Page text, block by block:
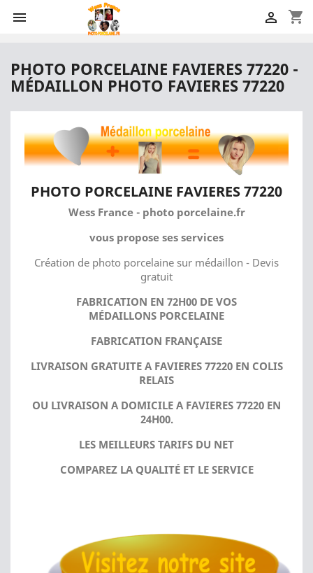
 shopping_cart

PHOTO PORCELAINE FAVIERES 77220 -
MÉDAILLON PHOTO FAVIERES 77220
PHOTO PORCELAINE FAVIERES 77220
Wess France - photo porcelaine.fr
vous propose ses services
Création de photo porcelaine sur médaillon - Devis
gratuit
FABRICATION EN 72H00 DE VOS
MÉDAILLONS PORCELAINE
FABRICATION FRANÇAISE
LIVRAISON GRATUITE A FAVIERES 77220 EN COLIS
RELAIS
OU LIVRAISON A DOMICILE A FAVIERES 77220 EN
24H00.
LES MEILLEURS TARIFS DU NET
COMPAREZ LA QUALITÉ ET LE SERVICE